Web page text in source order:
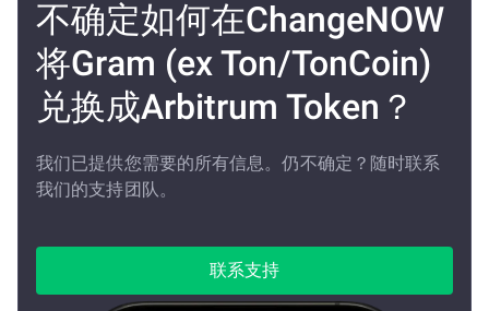
不确定如何在ChangeNOW
将Gram (ex Ton/TonCoin)
兑换成Arbitrum Token？
我们已提供您需要的所有信息。仍不确定？随时联系
我们的支持团队。
联系支持